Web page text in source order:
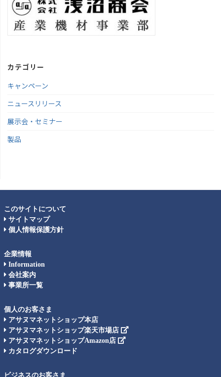
カテゴリー
キャンペーン
ニュースリリース
展示会・セミナー
製品
このサイトについて
サイトマップ
個人情報保護方針
企業情報
Information
会社案内
事業所一覧
個人のお客さま
アサヌマネットショップ本店
アサヌマネットショップ楽天市場店
アサヌマネットショップAmazon店
カタログダウンロード
ビジネスのお客さま